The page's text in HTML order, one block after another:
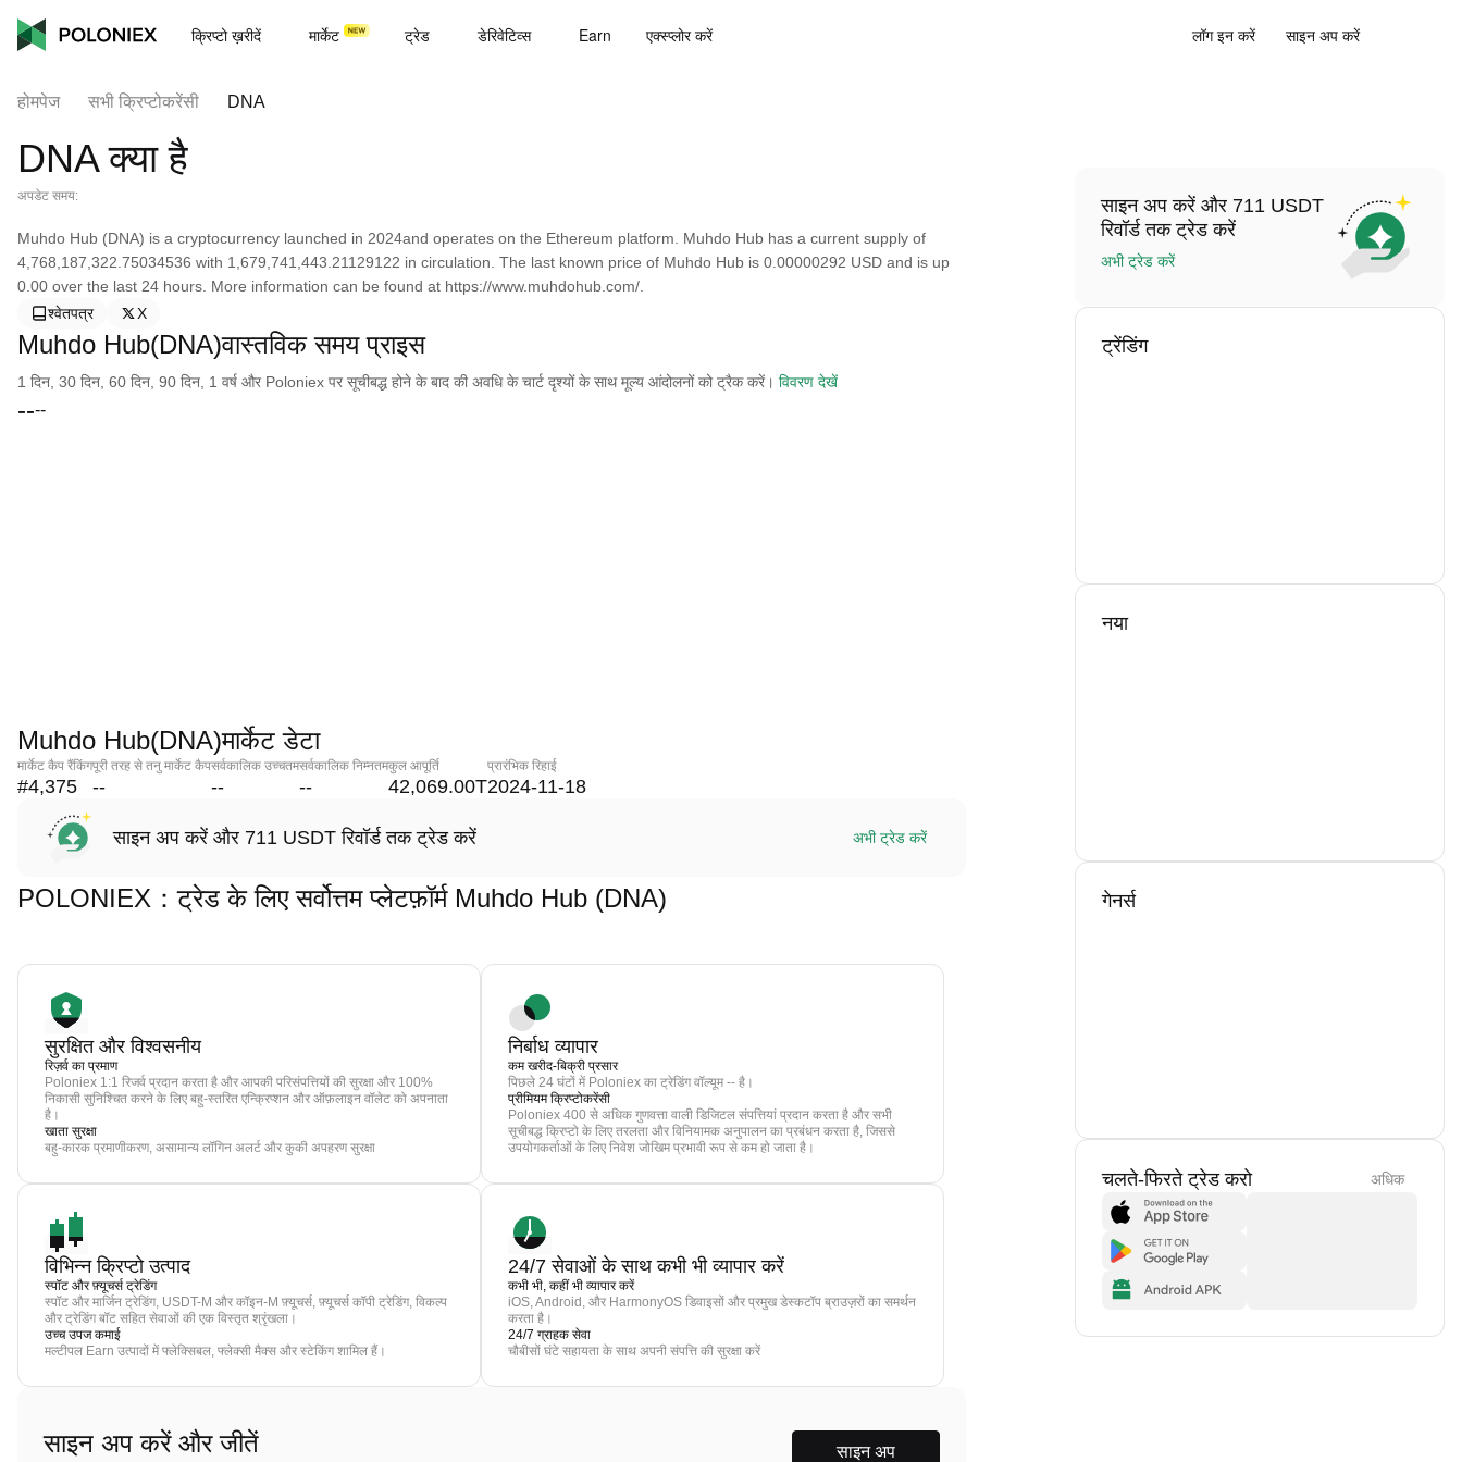
क्रिप्टो ख़रीदें मार्केट ट्रेड डेरिवेटिव्स Earn एक्स्प्लोर करें लॉग इन करें साइन अप करें
होमपेज सभी क्रिप्टोकरेंसी DNA
DNA क्या है
अपडेट समय:
Muhdo Hub (DNA) is a cryptocurrency launched in 2024and operates on the Ethereum platform. Muhdo Hub has a current supply of
4,768,187,322.75034536 with 1,679,741,443.21129122 in circulation. The last known price of Muhdo Hub is 0.00000292 USD and is up
0.00 over the last 24 hours. More information can be found at https://www.muhdohub.com/.
श्वेतपत्र
X
Muhdo Hub(DNA)वास्तविक समय प्राइस
1 दिन, 30 दिन, 60 दिन, 90 दिन, 1 वर्ष और Poloniex पर सूचीबद्ध होने के बाद की अवधि के चार्ट दृश्यों के साथ मूल्य आंदोलनों को ट्रैक करें। विवरण देखें
----
Muhdo Hub(DNA)मार्केट डेटा
मार्केट कैप रैंकिंग
#4,375
पूरी तरह से तनु मार्केट कैप
--
सर्वकालिक उच्चतम
--
सर्वकालिक निम्नतम
--
कुल आपूर्ति
42,069.00T
प्रारंभिक रिहाई
2024-11-18
साइन अप करें और 711 USDT रिवॉर्ड तक ट्रेड करें अभी ट्रेड करें
POLONIEX：ट्रेड के लिए सर्वोत्तम प्लेटफ़ॉर्म Muhdo Hub (DNA)
सुरक्षित और विश्वसनीय
रिज़र्व का प्रमाण
Poloniex 1:1 रिजर्व प्रदान करता है और आपकी परिसंपत्तियों की सुरक्षा और 100%
निकासी सुनिश्चित करने के लिए बहु-स्तरित एन्क्रिप्शन और ऑफ़लाइन वॉलेट को अपनाता
है।
खाता सुरक्षा
बहु-कारक प्रमाणीकरण, असामान्य लॉगिन अलर्ट और कुकी अपहरण सुरक्षा
निर्बाध व्यापार
कम खरीद-बिक्री प्रसार
पिछले 24 घंटों में Poloniex का ट्रेडिंग वॉल्यूम -- है।
प्रीमियम क्रिप्टोकरेंसी
Poloniex 400 से अधिक गुणवत्ता वाली डिजिटल संपत्तियां प्रदान करता है और सभी
सूचीबद्ध क्रिप्टो के लिए तरलता और विनियामक अनुपालन का प्रबंधन करता है, जिससे
उपयोगकर्ताओं के लिए निवेश जोखिम प्रभावी रूप से कम हो जाता है।
विभिन्न क्रिप्टो उत्पाद
स्पॉट और फ़्यूचर्स ट्रेडिंग
स्पॉट और मार्जिन ट्रेडिंग, USDT-M और कॉइन-M फ़्यूचर्स, फ़्यूचर्स कॉपी ट्रेडिंग, विकल्प
और ट्रेडिंग बॉट सहित सेवाओं की एक विस्तृत श्रृंखला।
उच्च उपज कमाई
मल्टीपल Earn उत्पादों में फ्लेक्सिबल, फ्लेक्सी मैक्स और स्टेकिंग शामिल हैं।
24/7 सेवाओं के साथ कभी भी व्यापार करें
कभी भी, कहीं भी व्यापार करें
iOS, Android, और HarmonyOS डिवाइसों और प्रमुख डेस्कटॉप ब्राउज़रों का समर्थन
करता है।
24/7 ग्राहक सेवा
चौबीसों घंटे सहायता के साथ अपनी संपत्ति की सुरक्षा करें
साइन अप करें और जीतें साइन अप
साइन अप करें और 711 USDT
रिवॉर्ड तक ट्रेड करें
अभी ट्रेड करें
ट्रेंडिंग
नया
गेनर्स
चलते-फिरते ट्रेड करो अधिक